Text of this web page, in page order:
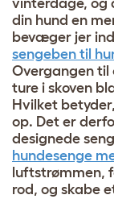
vinterdage, og
din hund en
bevæger jer
sengeben til
Overgangen
ture i skoven
Hvilket
op. Det er
designede
hundesenge
luftstrømmen,
rod, og skabe